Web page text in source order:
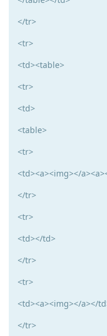
</tr>
<tr>
<td><table>
<tr>
<td>
<table>
<tr>
<td><a><img></
</tr>
<tr>
<td></td>
</tr>
<tr>
<td><a><img></a></
</tr>